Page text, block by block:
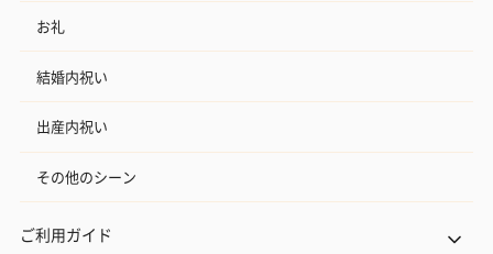
お礼
結婚内祝い
出産内祝い
その他のシーン
ご利用ガイド